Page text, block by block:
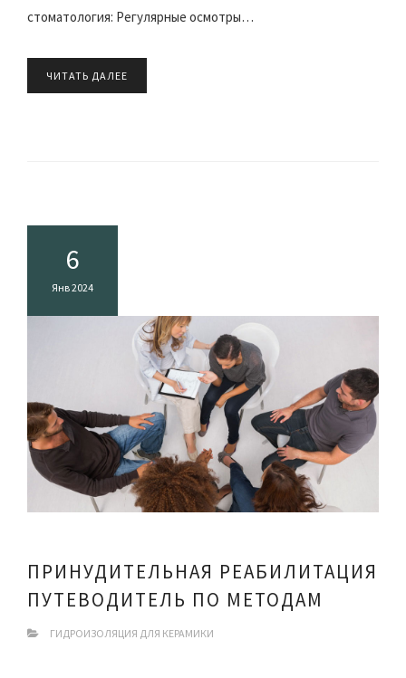
стоматология: Регулярные осмотры…
ЧИТАТЬ ДАЛЕЕ
6
Янв 2024
ПРИНУДИТЕЛЬНАЯ РЕАБИЛИТАЦИЯ
ПУТЕВОДИТЕЛЬ ПО МЕТОДАМ
ГИДРОИЗОЛЯЦИЯ ДЛЯ КЕРАМИКИ